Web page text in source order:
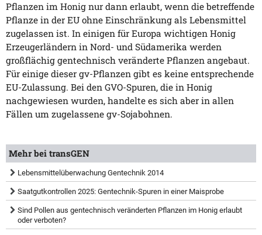
Pflanzen im Honig nur dann erlaubt, wenn die betreffende
Pflanze in der EU ohne Einschränkung als Lebensmittel
zugelassen ist. In einigen für Europa wichtigen Honig
Erzeugerländern in Nord- und Südamerika werden
großflächig gentechnisch veränderte Pflanzen angebaut.
Für einige dieser gv-Pflanzen gibt es keine entsprechende
EU-Zulassung. Bei den GVO-Spuren, die in Honig
nachgewiesen wurden, handelte es sich aber in allen
Fällen um zugelassene gv-Sojabohnen.
Mehr bei transGEN
Lebensmittelüberwachung Gentechnik 2014
Saatgutkontrollen 2025: Gentechnik-Spuren in einer Maisprobe
Sind Pollen aus gentechnisch veränderten Pflanzen im Honig erlaubt
oder verboten?